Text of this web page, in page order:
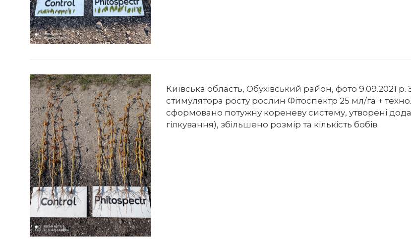
Київська область, Обухівський район, фото 9.09.2021
стимулятора росту рослин Фітоспектр 25 мл/га +
сформовано потужну кореневу систему, утворені
гілкування), збільшено розмір та кількість бобів.